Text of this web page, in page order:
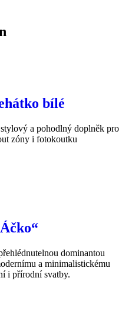
bílé
a pohodlný doplněk pro
zóny i fotokoutku
dominantou
a minimalistickému
i přírodní svatby.